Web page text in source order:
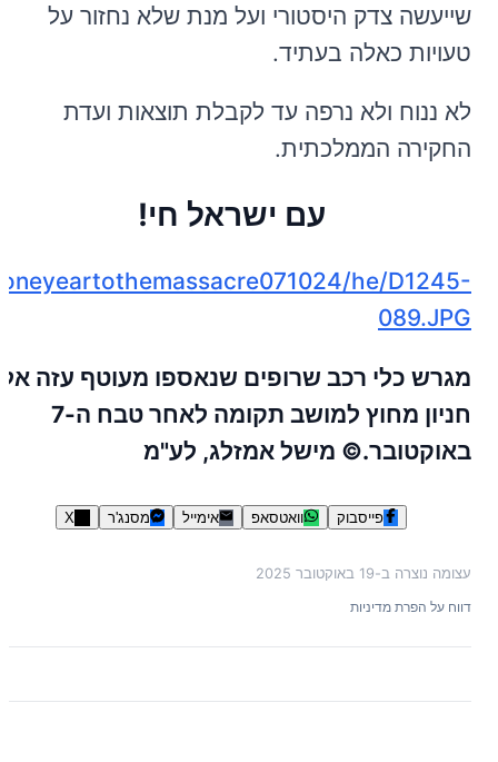
שייעשה צדק היסטורי ועל מנת שלא נחזור על
טעויות כאלה בעתיד.
לא ננוח ולא נרפה עד לקבלת תוצאות ועדת
החקירה הממלכתית.
עם ישראל חי!
he/D1245-
089.JPG
מגרש כלי רכב שרופים שנאספו מעוטף עזה אל
חניון מחוץ למושב תקומה לאחר טבח ה-7
באוקטובר.© מישל אמזלג, לע"מ
פייסבוק וואטסאפ אימייל מסנג'ר X
עצומה נוצרה ב-19 באוקטובר 2025
דווח על הפרת מדיניות